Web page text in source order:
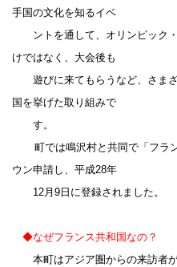
手国の文化を知るイベ
ントを通して、オリンピック・
けではなく、大会後も
遊びに来てもらうなど、さまざ
国を挙げた取り組みで
す。
町では鳴沢村と共同で「フラン
ウン申請し、平成28年
12月9日に登録されました。
◆なぜフランス共和国なの？
本町はアジア圏からの来訪者が